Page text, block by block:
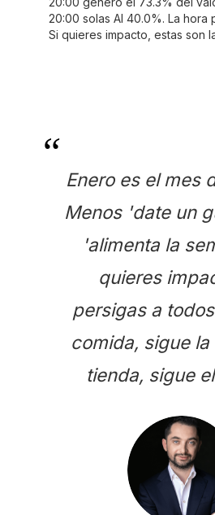
20:00 solas AI 40.0%. La hora
Si quieres impacto, estas son
Enero es el mes
Menos 'date un
'alimenta la
quieres
persigas a
comida, sigue la
tienda, sigue